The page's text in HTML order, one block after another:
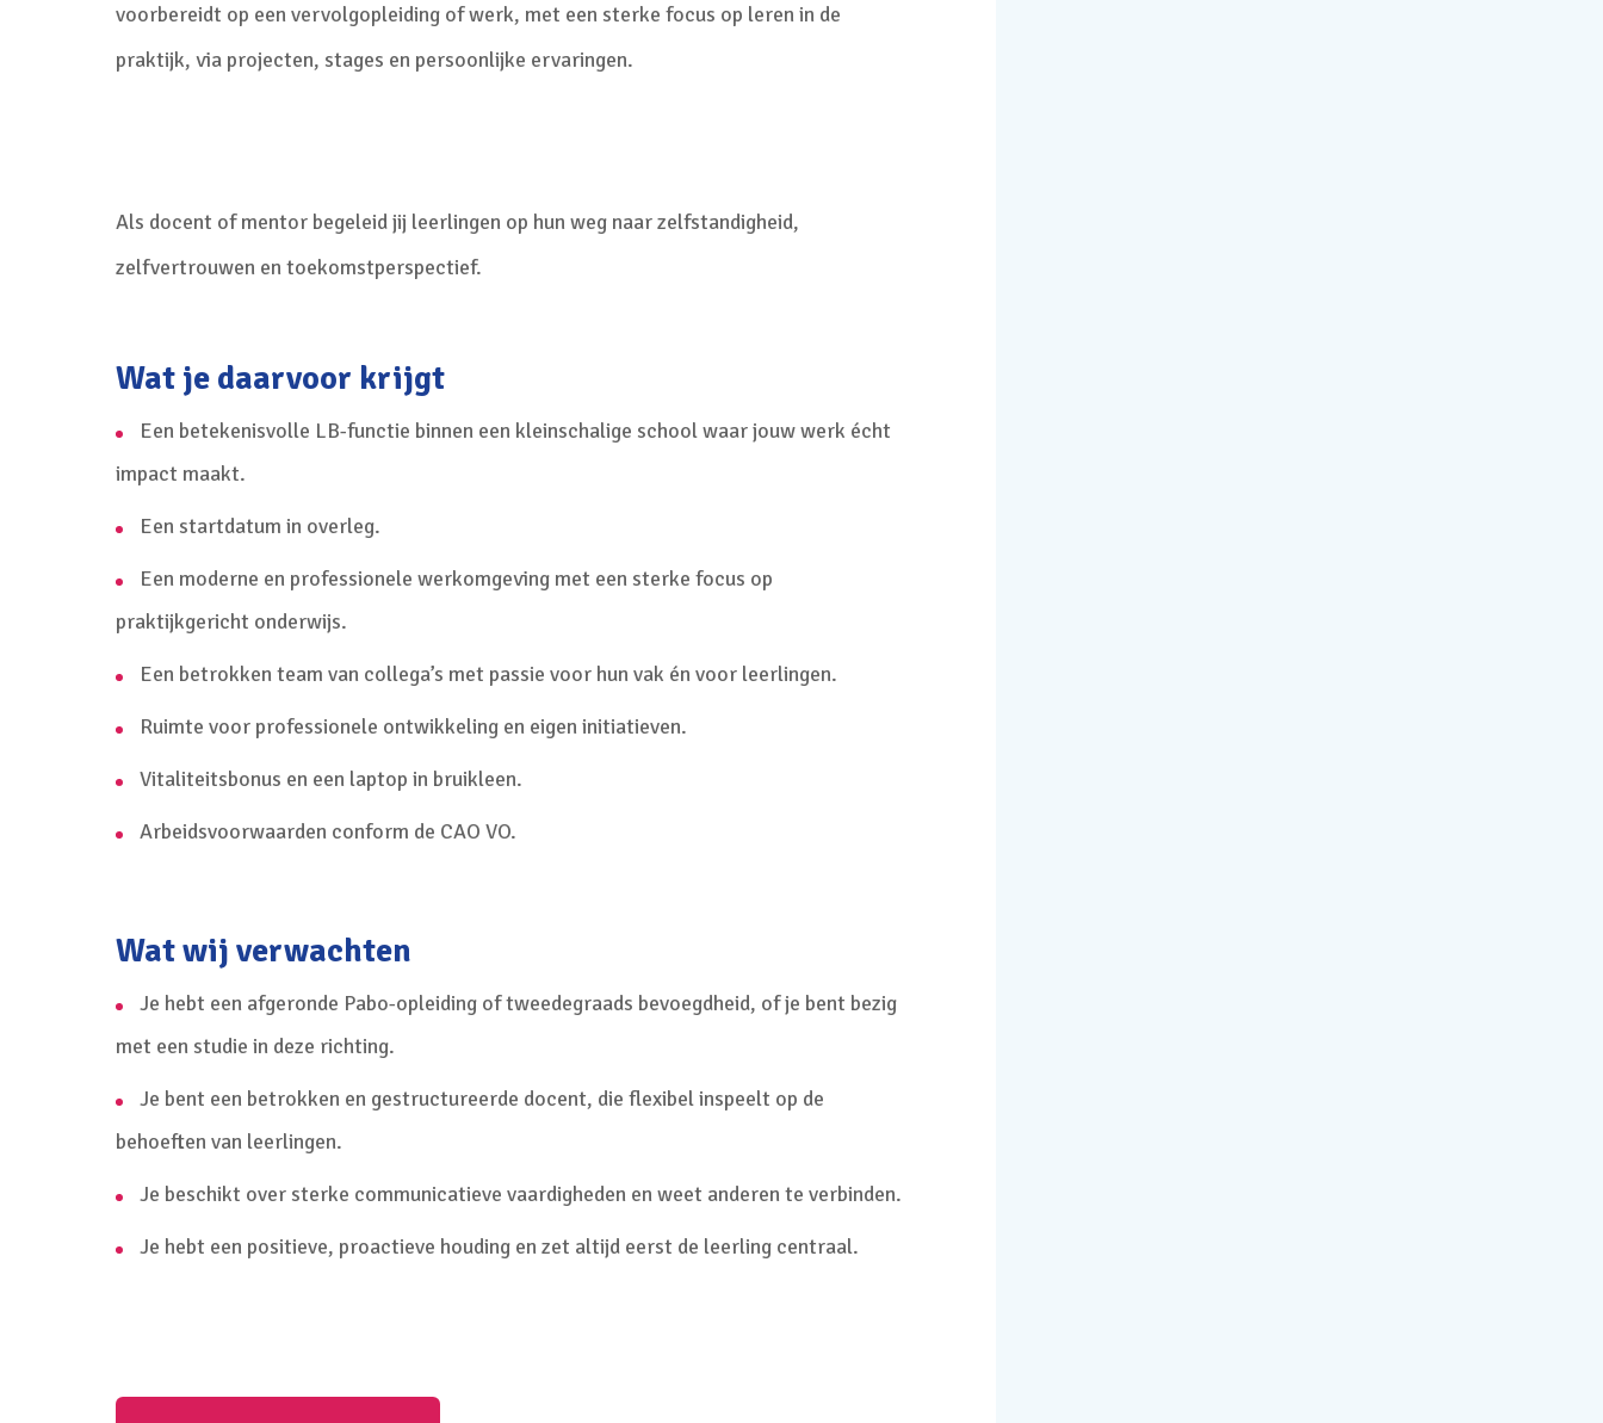
voorbereidt op een vervolgopleiding of werk, met een sterke focus op leren in de
praktijk, via projecten, stages en persoonlijke ervaringen.
Als docent of mentor begeleid jij leerlingen op hun weg naar zelfstandigheid,
zelfvertrouwen en toekomstperspectief.
Wat je daarvoor krijgt
Een betekenisvolle LB-functie binnen een kleinschalige school waar jouw werk écht
impact maakt.
Een startdatum in overleg.
Een moderne en professionele werkomgeving met een sterke focus op
praktijkgericht onderwijs.
Een betrokken team van collega’s met passie voor hun vak én voor leerlingen.
Ruimte voor professionele ontwikkeling en eigen initiatieven.
Vitaliteitsbonus en een laptop in bruikleen.
Arbeidsvoorwaarden conform de CAO VO.
Wat wij verwachten
Je hebt een afgeronde Pabo-opleiding of tweedegraads bevoegdheid, of je bent bezig
met een studie in deze richting.
Je bent een betrokken en gestructureerde docent, die flexibel inspeelt op de
behoeften van leerlingen.
Je beschikt over sterke communicatieve vaardigheden en weet anderen te verbinden.
Je hebt een positieve, proactieve houding en zet altijd eerst de leerling centraal.